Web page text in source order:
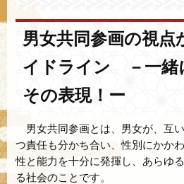
男女共同参画の視点
イドライン －一緒
その表現！ー
男女共同参画とは、男女が、互
つ責任も分かち合い、性別にかか
性と能力を十分に発揮し、あらゆ
る社会のことです。